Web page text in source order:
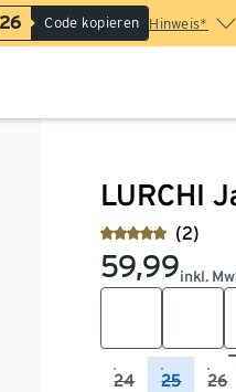
Code kopieren Hinweis*
LURCHI
(2)
59,99inkl.
24 25 26